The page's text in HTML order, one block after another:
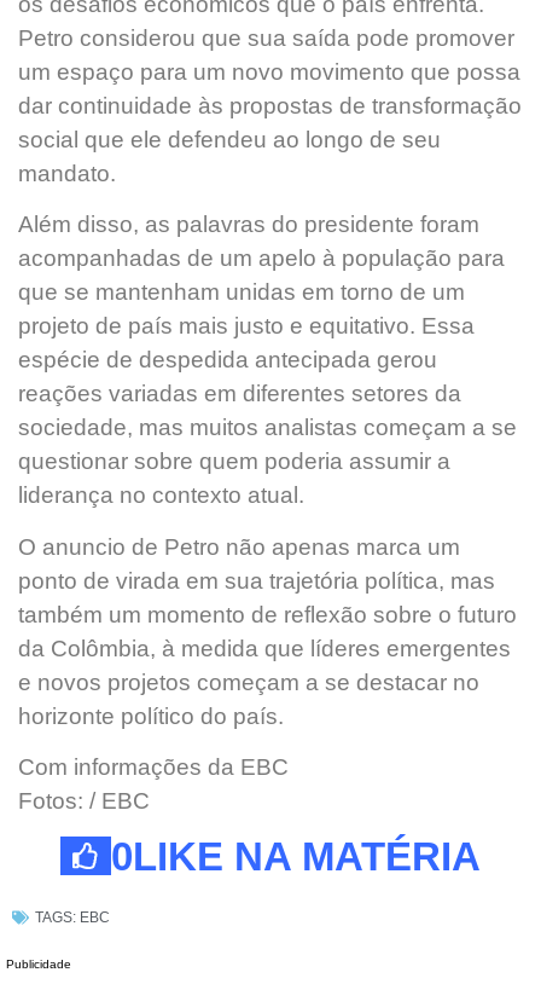
Petro considerou que sua saída pode promover
um espaço para um novo movimento que possa
dar continuidade às propostas de transformação
social que ele defendeu ao longo de seu
mandato.
Além disso, as palavras do presidente foram
acompanhadas de um apelo à população para
que se mantenham unidas em torno de um
projeto de país mais justo e equitativo. Essa
espécie de despedida antecipada gerou
reações variadas em diferentes setores da
sociedade, mas muitos analistas começam a se
questionar sobre quem poderia assumir a
liderança no contexto atual.
O anuncio de Petro não apenas marca um
ponto de virada em sua trajetória política, mas
também um momento de reflexão sobre o futuro
da Colômbia, à medida que líderes emergentes
e novos projetos começam a se destacar no
horizonte político do país.
Com informações da EBC
Fotos: / EBC
0LIKE NA MATÉRIA
TAGS: EBC
Publicidade